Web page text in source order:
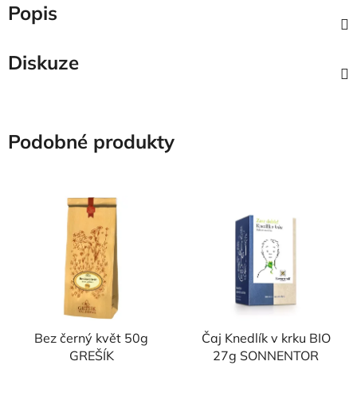
Popis
Diskuze
Podobné produkty
Bez černý květ 50g
GREŠÍK
Čaj Knedlík v krku BIO
27g SONNENTOR